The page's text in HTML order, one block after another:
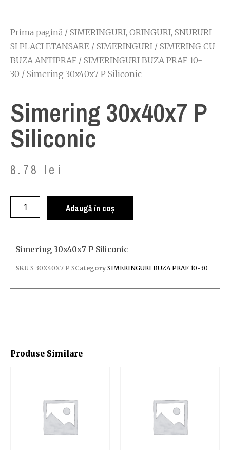
Prima pagină / SIMERINGURI, ORINGURI, SNURURI
SI PLACI ETANSARE / SIMERINGURI / SIMERING CU
BUZA ANTIPRAF / SIMERINGURI BUZA PRAF 10-
30 / Simering 30x40x7 P Siliconic
Simering 30x40x7 P
Siliconic
8.78 lei
Adaugă în coș
Produse Similare
Simering 30x40x7 P Siliconic
SKU S 30X40X7 P SCategory SIMERINGURI BUZA PRAF 10-30